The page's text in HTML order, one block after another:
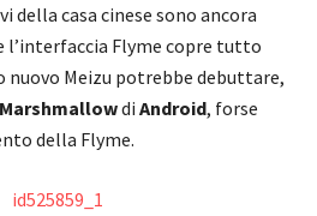
casa cinese sono ancora
l’interfaccia Flyme copre tutto
nuovo Meizu potrebbe debuttare,
Marshmallowdi Android, forse
della Flyme.